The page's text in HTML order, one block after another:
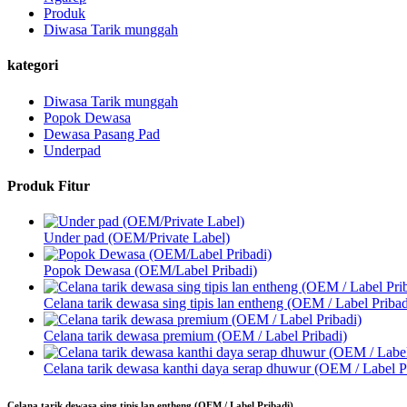
Produk
Diwasa Tarik munggah
kategori
Diwasa Tarik munggah
Popok Dewasa
Dewasa Pasang Pad
Underpad
Produk Fitur
Under pad (OEM/Private Label)
Popok Dewasa (OEM/Label Pribadi)
Celana tarik dewasa sing tipis lan entheng (OEM / Label
Celana tarik dewasa premium (OEM / Label Pribadi)
Celana tarik dewasa kanthi daya serap dhuwur (OEM / Label